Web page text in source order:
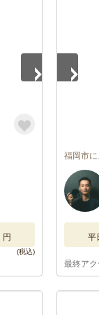
円
福岡市に
平
最終ア